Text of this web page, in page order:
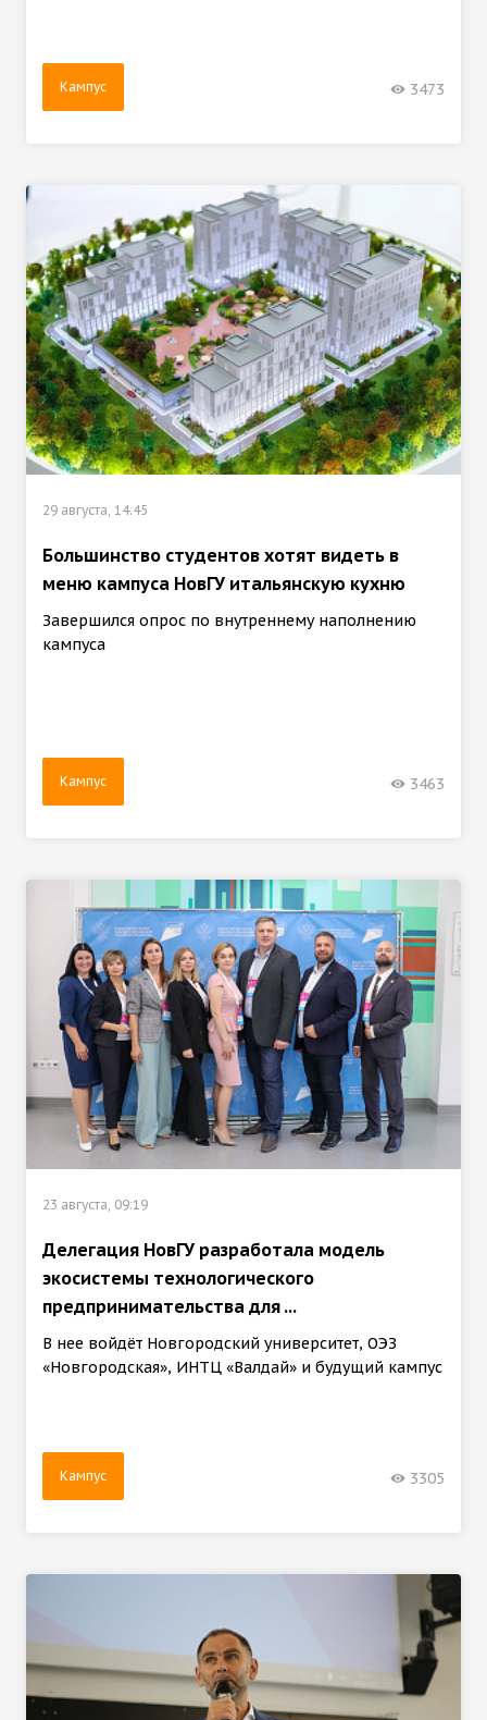
Кампус 3473
29 августа, 14:45
Большинство студентов хотят видеть в
меню кампуса НовГУ итальянскую кухню
Завершился опрос по внутреннему наполнению
кампуса
Кампус 3463
23 августа, 09:19
Делегация НовГУ разработала модель
экосистемы технологического
предпринимательства для ...
В нее войдёт Новгородский университет, ОЭЗ
«Новгородская», ИНТЦ «Валдай» и будущий кампус
Кампус 3305